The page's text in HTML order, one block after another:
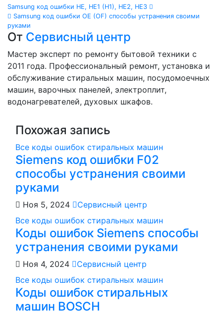
Навигация
по
записям
Samsung код ошибки HE, HE1 (H1), HE2, HE3
Samsung код ошибки OE (OF) способы устранения своими
руками
От Сервисный центр
Мастер эксперт по ремонту бытовой техники с
2011 года. Профессиональный ремонт, установка и
обслуживание стиральных машин, посудомоечных
машин, варочных панелей, электроплит,
водонагревателей, духовых шкафов.
Похожая запись
Все коды ошибок стиральных машин
Siemens код ошибки F02
способы устранения своими
руками
Ноя 5, 2024
Сервисный центр
Все коды ошибок стиральных машин
Коды ошибок Siemens способы
устранения своими руками
Ноя 4, 2024
Сервисный центр
Все коды ошибок стиральных машин
Коды ошибок стиральных
машин BOSCH